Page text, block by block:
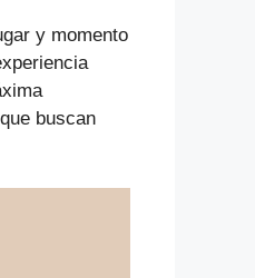
y momento
buscan